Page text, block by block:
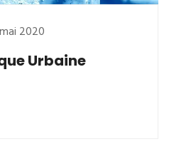
2020
Urbaine